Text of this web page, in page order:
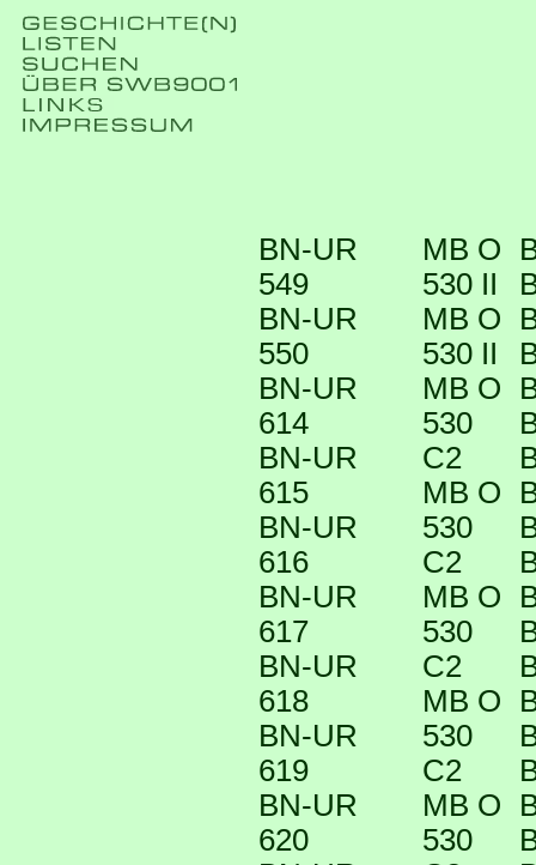
BN-UR
549
BN-UR
550
BN-UR
614
BN-UR
615
BN-UR
616
BN-UR
617
BN-UR
618
BN-UR
619
BN-UR
620
MB O
530 II
MB O
530 II
MB O
530
C2
MB O
530
C2
MB O
530
C2
MB O
530
C2
MB O
530